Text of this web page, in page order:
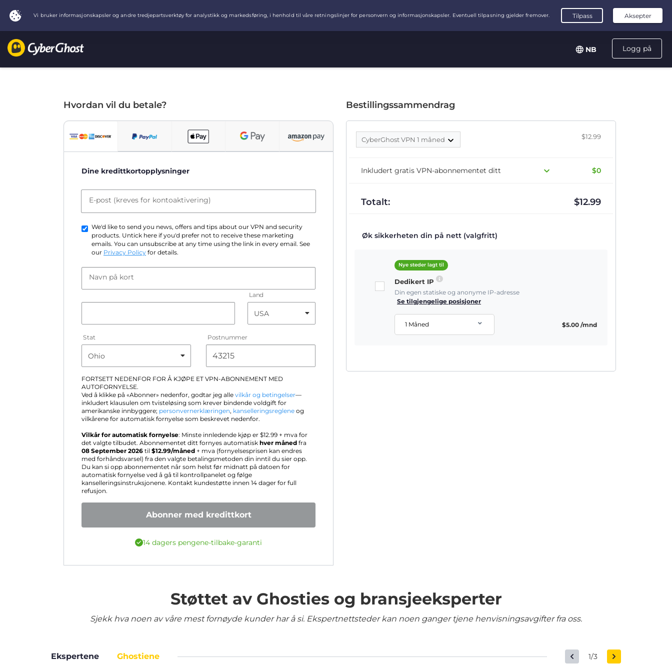
Logg på
NB
Hvordan vil du betale?
Dine kredittkortopplysninger
E-post (kreves for kontoaktivering)
We'd like to send you news, offers and tips about our VPN and security
products. Untick here if you'd prefer not to receive these marketing
emails. You can unsubscribe at any time using the link in every email. See
our Privacy Policy for details.
Navn på kort
Land
Stat Postnummer
FORTSETT NEDENFOR FOR Å KJØPE ET VPN-ABONNEMENT MED
AUTOFORNYELSE.
Ved å klikke på «Abonner» nedenfor, godtar jeg alle vilkår og betingelser—
inkludert klausulen om tvisteløsing som krever bindende voldgift for
amerikanske innbyggere; personvernerklæringen, kanselleringsreglene og
vilkårene for automatisk fornyelse som beskrevet nedenfor.
Vilkår for automatisk fornyelse: Minste innledende kjøp er $12.99 + mva for
det valgte tilbudet. Abonnementet ditt fornyes automatisk hver måned fra
08 September 2026 til $12.99/måned + mva (fornyelsesprisen kan endres
med forhåndsvarsel) fra den valgte betalingsmetoden din inntil du sier opp.
Du kan si opp abonnementet når som helst før midnatt på datoen for
automatisk fornyelse ved å gå til kontrollpanelet og følge
kanselleringsinstruksjonene. Kontakt kundestøtte innen 14 dager for full
refusjon.
Abonner med kredittkort
14 dagers pengene-tilbake-garanti
Bestillingssammendrag
CyberGhost VPN 1 måned $12.99
Inkludert gratis VPN-abonnementet ditt $0
Totalt: $12.99
Øk sikkerheten din på nett (valgfritt)
Nye steder lagt til
Dedikert IP
Din egen statiske og anonyme IP-adresse
Se tilgjengelige posisjoner
1 Måned $5.00 /mnd
Støttet av Ghosties og bransjeeksperter
Sjekk hva noen av våre mest fornøyde kunder har å si. Ekspertnettsteder kan noen ganger tjene henvisningsavgifter fra oss.
Ekspertene Ghostiene 1/3